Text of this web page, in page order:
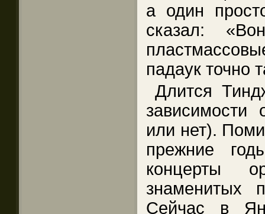
а один
сказал:
падаук точно
Длится
зависимости
или нет).
прежние
концерты
знаменитых
Сейчас в